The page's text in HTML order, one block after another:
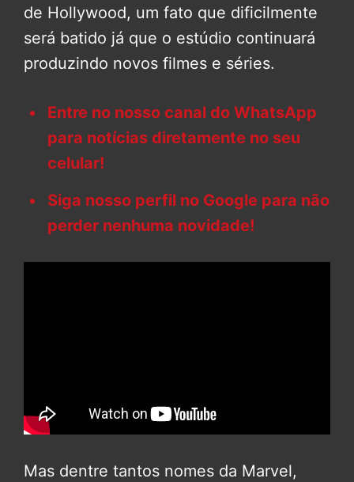
de Hollywood, um fato que dificilmente
será batido já que o estúdio continuará
produzindo novos filmes e séries.
Entre no nosso canal do WhatsApp
para notícias diretamente no seu
celular!
Siga nosso perfil no Google para não
perder nenhuma novidade!
Mas dentre tantos nomes da Marvel,